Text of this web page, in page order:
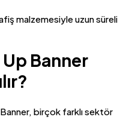
malzemesiyle uzun süreli
Banner
birçok farklı sektör